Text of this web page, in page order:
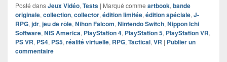
Posté dansJeux Vidéo, Tests | Marqué comme artbook, bande
originale, collection, collector, édition limitée, édition spéciale, J-
RPG, jdr, jeu de rôle, Nihon Falcom, Nintendo Switch, Nippon Ichi
Software, NIS America, PlayStation 4, PlayStation 5, PlayStation VR,
PS VR, PS4, PS5, réalité virtuelle, RPG, Tactical, VR | Publier un
commentaire